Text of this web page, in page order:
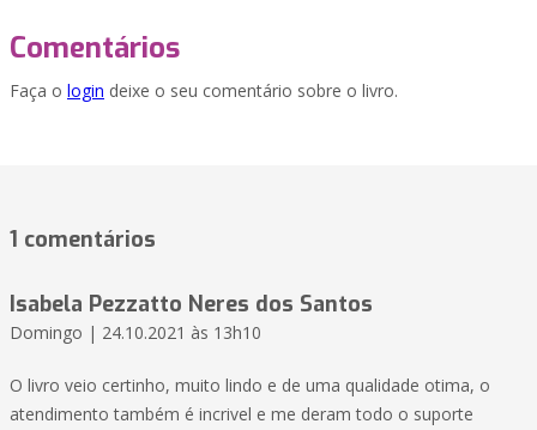
Comentários
Faça o login deixe o seu comentário sobre o livro.
1 comentários
Isabela Pezzatto Neres dos Santos
Domingo | 24.10.2021 às 13h10
O livro veio certinho, muito lindo e de uma qualidade otima, o
atendimento também é incrivel e me deram todo o suporte